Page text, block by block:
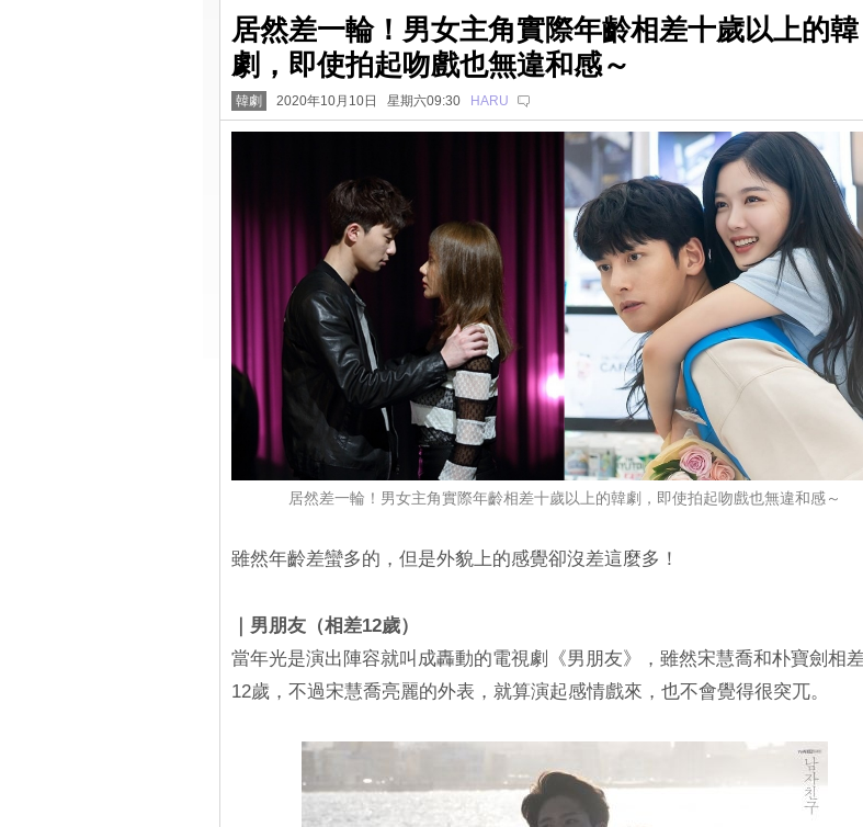
居然差一輪！男女主角實際年齡相差十歲以上的韓
劇，即使拍起吻戲也無違和感～
韓劇 2020年10月10日 星期六09:30 HARU
居然差一輪！男女主角實際年齡相差十歲以上的韓劇，即使拍起吻戲也無違和感～
雖然年齡差蠻多的，但是外貌上的感覺卻沒差這麼多！
｜男朋友（相差12歲）
當年光是演出陣容就叫成轟動的電視劇《男朋友》，雖然宋慧喬和朴寶劍相
12歲，不過宋慧喬亮麗的外表，就算演起感情戲來，也不會覺得很突兀。